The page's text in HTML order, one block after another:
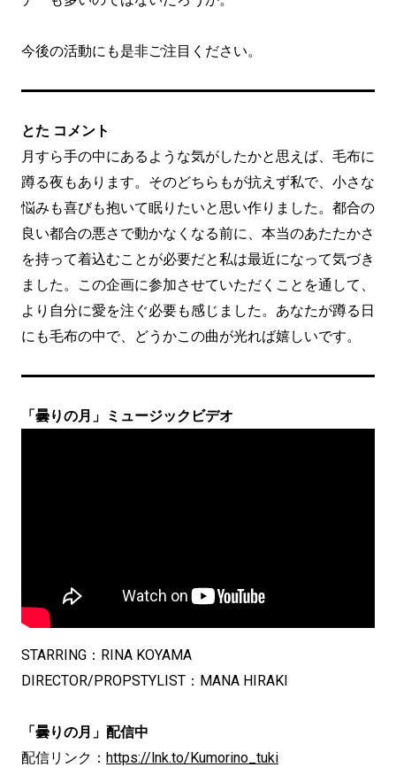
今後の活動にも是非ご注目ください。
とた コメント
月すら手の中にあるような気がしたかと思えば、毛布に
蹲る夜もあります。そのどちらもが抗えず私で、小さな
悩みも喜びも抱いて眠りたいと思い作りました。都合の
良い都合の悪さで動かなくなる前に、本当のあたたかさ
を持って着込むことが必要だと私は最近になって気づき
ました。この企画に参加させていただくことを通して、
より自分に愛を注ぐ必要も感じました。あなたが蹲る日
にも毛布の中で、どうかこの曲が光れば嬉しいです。
「曇りの月」ミュージックビデオ
STARRING：RINA KOYAMA
DIRECTOR/PROPSTYLIST：MANA HIRAKI
「曇りの月」配信中
配信リンク： https://lnk.to/Kumorino_tuki